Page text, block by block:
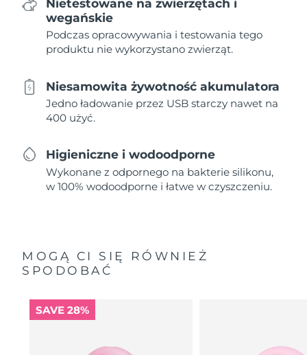
Nietestowane na zwierzętach i
wegańskie
Podczas opracowywania i testowania tego
produktu nie wykorzystano zwierząt.
Niesamowita żywotność akumulatora
Jedno ładowanie przez USB starczy nawet na
400 użyć.
Higieniczne i wodoodporne
Wykonane z odpornego na bakterie silikonu,
w 100% wodoodporne i łatwe w czyszczeniu.
MOGĄ CI SIĘ RÓWNIEŻ
SPODOBAĆ
SAVE 28%